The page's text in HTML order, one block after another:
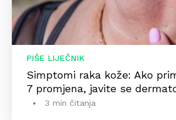
PIŠE LIJEČNIK
Simptomi raka kože: Ako
7 promjena, javite se
3 min čitanja